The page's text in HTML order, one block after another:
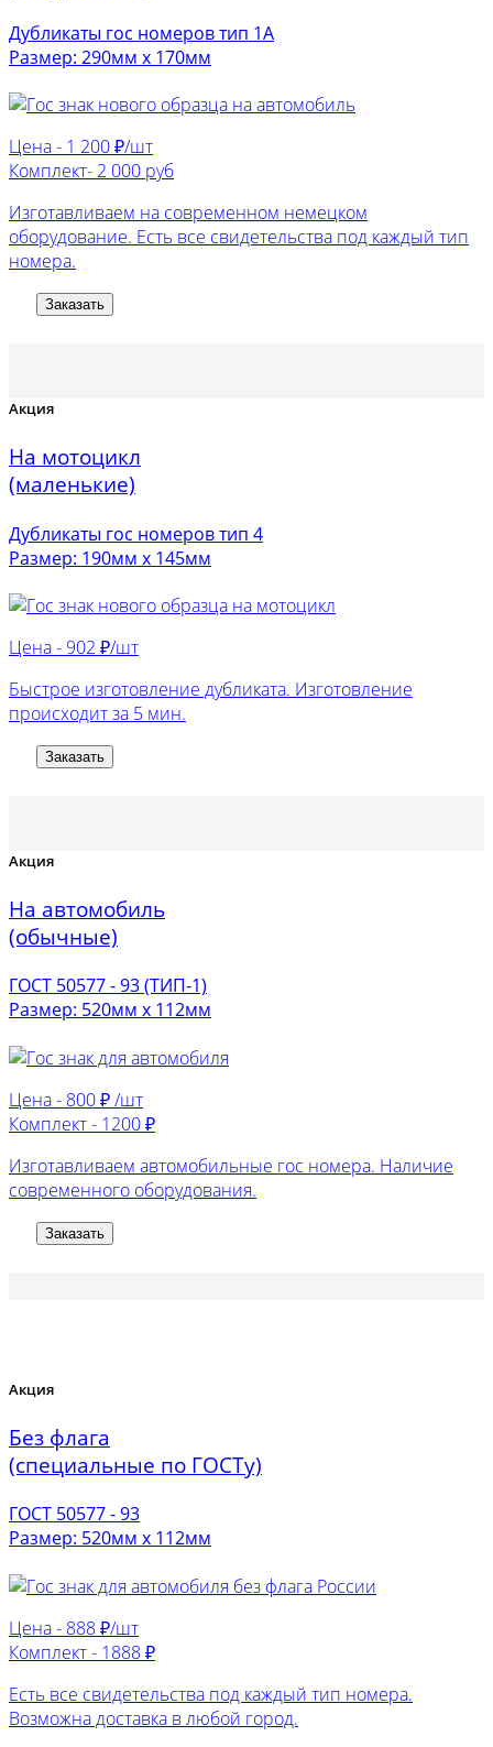
Дубликаты гос номеров тип 1А
Размер: 290мм х 170мм
Цена - 1 200 ₽/шт
Комплект- 2 000 руб
Изготавливаем на современном немецком
оборудование. Есть все свидетельства под каждый тип
номера.
Заказать
Акция
На мотоцикл
(маленькие)
Дубликаты гос номеров тип 4
Размер: 190мм х 145мм
Цена - 902 ₽/шт
Быстрое изготовление дубликата. Изготовление
происходит за 5 мин.
Заказать
Акция
На автомобиль
(обычные)
ГОСТ 50577 - 93 (ТИП-1)
Размер: 520мм х 112мм
Цена - 800 ₽ /шт
Комплект - 1200 ₽
Изготавливаем автомобильные гос номера. Наличие
современного оборудования.
Заказать
Акция
Без флага
(специальные по ГОСТу)
ГОСТ 50577 - 93
Размер: 520мм х 112мм
Цена - 888 ₽/шт
Комплект - 1888 ₽
Есть все свидетельства под каждый тип номера.
Возможна доставка в любой город.